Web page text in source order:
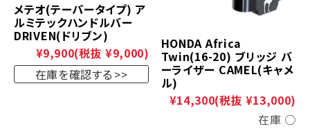
メテオ(テーパータイプ) ア
ルミテックハンドルバー
DRIVEN(ドリブン)
¥9,900(税抜 ¥9,000)
在庫を確認する
HONDA Africa
Twin(16-20) ブリッジ バ
ーライザー CAMEL(キャメ
ル)
¥14,300(税抜 ¥13,000)
在庫 ○